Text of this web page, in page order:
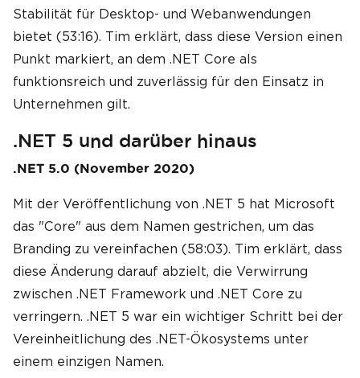
Stabilität für Desktop- und Webanwendungen
bietet (53:16). Tim erklärt, dass diese Version einen
Punkt markiert, an dem .NET Core als
funktionsreich und zuverlässig für den Einsatz in
Unternehmen gilt.
.NET 5 und darüber hinaus
.NET 5.0 (November 2020)
Mit der Veröffentlichung von .NET 5 hat Microsoft
das "Core" aus dem Namen gestrichen, um das
Branding zu vereinfachen (58:03). Tim erklärt, dass
diese Änderung darauf abzielt, die Verwirrung
zwischen .NET Framework und .NET Core zu
verringern. .NET 5 war ein wichtiger Schritt bei der
Vereinheitlichung des .NET-Ökosystems unter
einem einzigen Namen.